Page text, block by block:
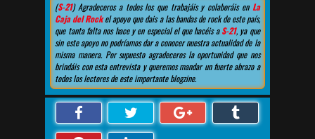
(S-21) Agradeceros a todos los que trabajáis y colaboráis en La
Caja del Rockel apoyo que dais a las bandas de rock de este país,
que tanta falta nos hace y en especial el que hacéis aS-21, ya que
sin este apoyo no podríamos dar a conocer nuestra actualidad de la
misma manera. Por supuesto agradeceros la oportunidad que nos
brindáis con esta entrevista y queremos mandar un fuerte abrazo a
todos los lectores de este importante blogzine.